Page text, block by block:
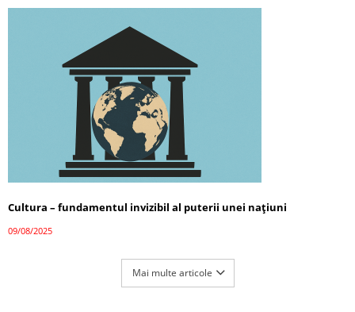
Cultura – fundamentul invizibil al puterii unei națiuni
09/08/2025
Mai multe articole